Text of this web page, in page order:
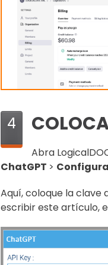
4
Abra
ChatGPT >
Aquí, coloque la clave
escribir este artículo,